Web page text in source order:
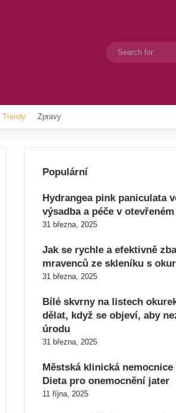
Switch skin
Trendy Zpravy
Populární
Hydrangea pink paniculata
výsadba a péče v
31 března, 2025
Jak se rychle a efektivně
mravenců ze skleníku s
31 března, 2025
Bílé skvrny na listech
dělat, když se objeví, aby
úrodu
31 března, 2025
Městská klinická nemocnice
Dieta pro onemocnění jater
11 října, 2025